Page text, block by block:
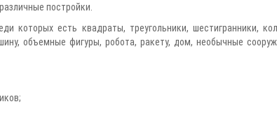
постройки.
которых есть квадраты, треугольники, шестигранники,
объемные фигуры, робота, ракету, дом, необычные